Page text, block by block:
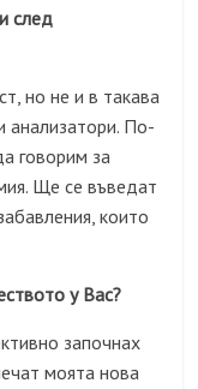
след
но не и в такава
анализатори. По-
говорим за
Ще се въведат
които
у Вас?
започнах
моята нова